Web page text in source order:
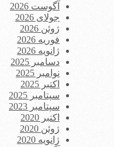
آگوست 2026
جولای 2026
ژوئن 2026
فوریه 2026
ژانویه 2026
دسامبر 2025
نوامبر 2025
اکتبر 2025
سپتامبر 2025
سپتامبر 2023
اکتبر 2020
ژوئن 2020
ژانویه 2020